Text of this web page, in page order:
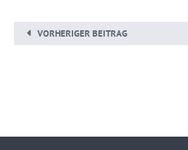
VORHERIGER BEITRAG